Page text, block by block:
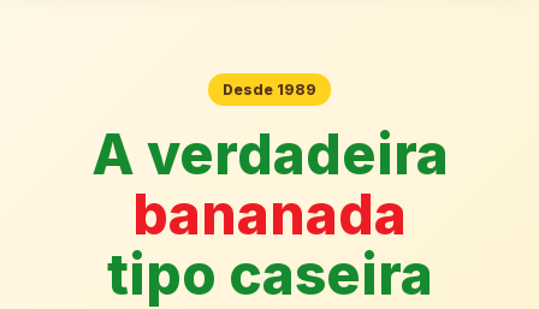
Desde 1989
A verdadeira
bananada
tipo caseira